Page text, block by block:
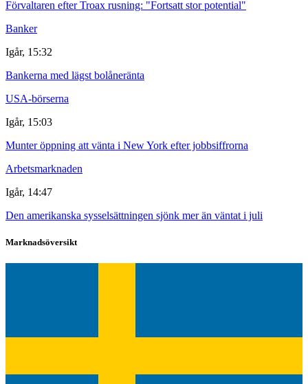
Förvaltaren efter Troax rusning: "Fortsatt stor potential"
Banker
Igår, 15:32
Bankerna med lägst bolåneränta
USA-börserna
Igår, 15:03
Munter öppning att vänta i New York efter jobbsiffrorna
Arbetsmarknaden
Igår, 14:47
Den amerikanska sysselsättningen sjönk mer än väntat i juli
Marknadsöversikt